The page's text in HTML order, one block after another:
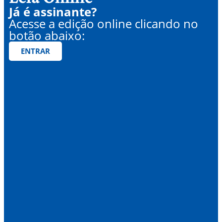
Já é assinante?
Acesse a edição online clicando no
botão abaixo:
ENTRAR